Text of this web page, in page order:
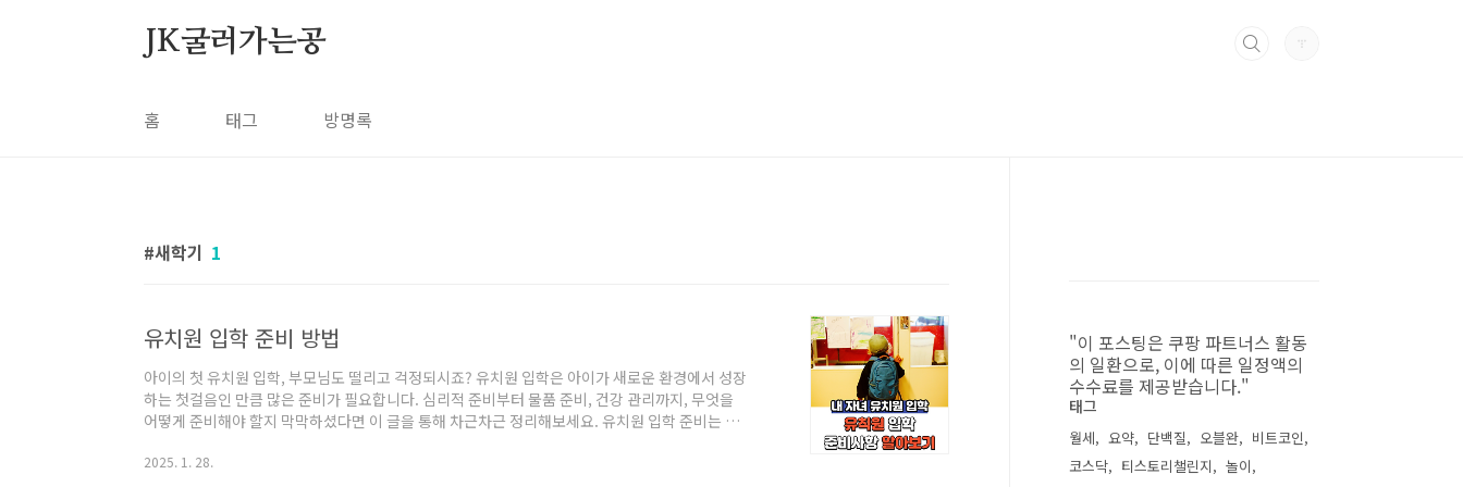
JK굴러가는공
홈 태그 방명록
새학기 1
유치원 입학 준비 방법
아이의 첫 유치원 입학, 부모님도 떨리고 걱정되시죠? 유치원 입학은 아이가 새로운 환경에서 성장
하는 첫걸음인 만큼 많은 준비가 필요합니다. 심리적 준비부터 물품 준비, 건강 관리까지, 무엇을
어떻게 준비해야 할지 막막하셨다면 이 글을 통해 차근차근 정리해보세요. 유치원 입학 준비는 부
정입니다. 아이의 마음부터 준비하기: 심리적 안정감 유치원 생활에 대해 긍정적인 이미지를 심
2025. 1. 28.
"이 포스팅은 쿠팡 파트너스 활동
의 일환으로, 이에 따른 일정액의
수수료를 제공받습니다."
태그
월세 요약 단백질 오블완
비트코인
코스닥
티스토리챌린지
놀이